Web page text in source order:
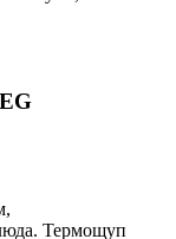
Термощуп